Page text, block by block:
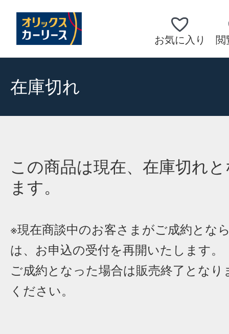
お気に入り 閲
在庫切れ
この商品は現在、在庫切れ
ます。
※現在商談中のお客さまがご成約とな
は、お申込の受付を再開いたします。
ご成約となった場合は販売終了となり
ください。